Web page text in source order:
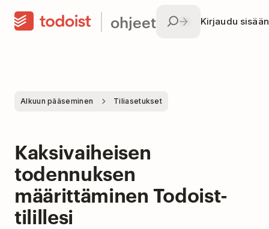
ohjeet Kirjaudu sisään
Alkuun pääseminen Tiliasetukset
Kaksivaiheisen
todennuksen
määrittäminen Todoist-
tilillesi